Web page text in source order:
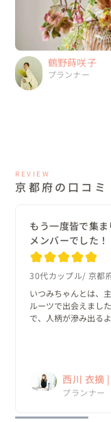
鶴野蒔咲子
プランナー
REVIEW
京都府の口コミ
もう一度皆で集
メンバーでした！
30代カップル 京都
いつみちゃんとは、
ルーツで出会えまし
で、人柄が滲み出る
「あ、この人にお願
感覚で、自分の...
西川 衣摘
プランナー